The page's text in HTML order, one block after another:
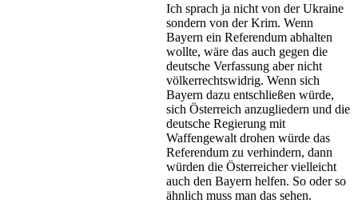
Ich sprach ja nicht von der Ukraine
sondern von der Krim. Wenn
Bayern ein Referendum abhalten
wollte, wäre das auch gegen die
deutsche Verfassung aber nicht
völkerrechtswidrig. Wenn sich
Bayern dazu entschließen würde,
sich Österreich anzugliedern und die
deutsche Regierung mit
Waffengewalt drohen würde das
Referendum zu verhindern, dann
würden die Österreicher vielleicht
auch den Bayern helfen. So oder so
ähnlich muss man das sehen.